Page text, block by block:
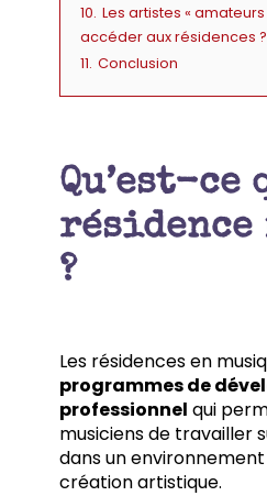
10. Les artistes «
accéder aux résidences ?
11. Conclusion
Qu’est-ce
résidence
?
Les résidences en
programmes de
professionnel qui
musiciens de travailler
dans un
création artistique.